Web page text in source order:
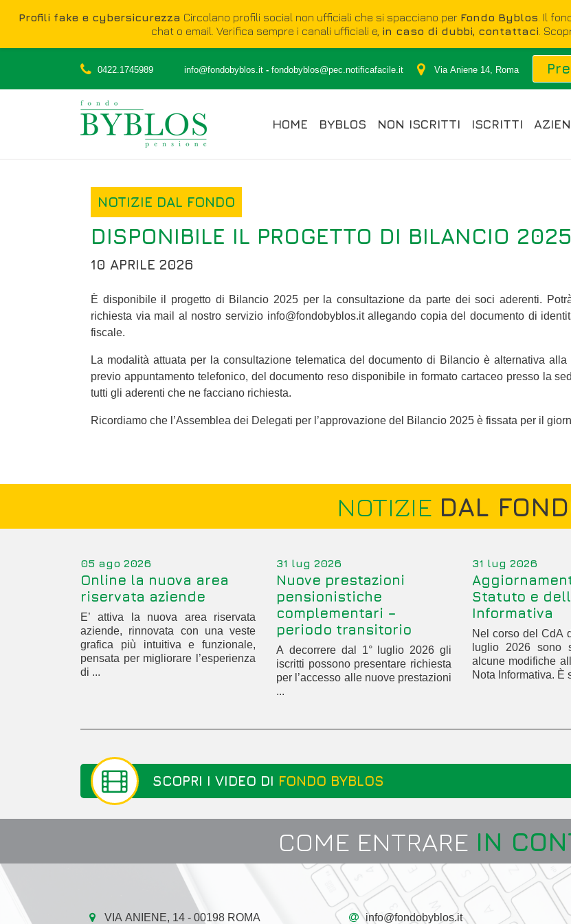
Profili fake e cybersicurezza Circolano profili social non ufficiali che si spacciano per Fondo Byblos . Il
chat o email. Verifica sempre i canali ufficiali e, in caso di dubbi, contattaci .
0422.1745989 info@fondobyblos.it - fondobyblos@pec.notificafacile.it Via Aniene 14, Roma
HOME BYBLOS NON ISCRITTI ISCRITTI
NOTIZIE DAL FONDO
DISPONIBILE IL PROGETTO DI BILANCIO 2025
10 APRILE 2026
È disponibile il progetto di Bilancio 2025 per la consultazione da parte dei soci aderenti.
richiesta via mail al nostro servizio info@fondobyblos.it allegando copia del documento di
fiscale.
La modalità attuata per la consultazione telematica del documento di Bilancio è alternativa alla
previo appuntamento telefonico, del documento reso disponibile in formato cartaceo presso la
tutti gli aderenti che ne facciano richiesta.
Ricordiamo che l’Assemblea dei Delegati per l’approvazione del Bilancio 2025 è fissata per il
NOTIZIE DAL
05 ago 2026
Online la nuova area
riservata aziende
E’ attiva la nuova area riservata
aziende, rinnovata con una veste
grafica più intuitiva e funzionale,
pensata per migliorare l’esperienza
di ...
31 lug 2026
Nuove prestazioni
pensionistiche
complementari –
periodo transitorio
A decorrere dal 1° luglio 2026 gli
iscritti possono presentare richiesta
per l’accesso alle nuove prestazioni
...
31 lug 2026
Statuto e
Informativa
Nel corso del CdA
luglio 2026 sono
alcune modifiche
Nota Informativa. È
SCOPRI I VIDEO DI FONDO BYBLOS
COME ENTRARE IN
VIA ANIENE, 14 - 00198 ROMA info@fondobyblos.it